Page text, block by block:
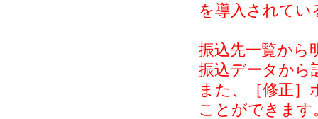
を導入されて
振込先一覧から
振込データから
また、［修正
ことができます